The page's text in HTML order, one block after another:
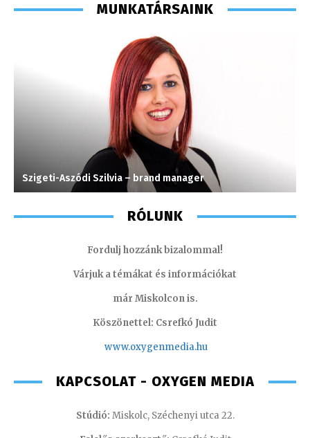
MUNKATÁRSAINK
Szigeti-Aszódi Szilvia – brand manager
RÓLUNK
Fordulj hozzánk bizalommal!
Várjuk a témákat és információkat
már Miskolcon is.
Köszönettel: Csrefkó Judit
www.oxygenmedia.hu
KAPCSOLAT - OXYGEN MEDIA
Stúdió: Miskolc, Széchenyi utca 22.